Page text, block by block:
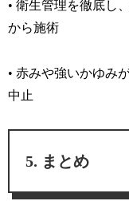
• 衛生管理を徹底し
から施術
• 赤みや強いかゆみ
中止
まとめ